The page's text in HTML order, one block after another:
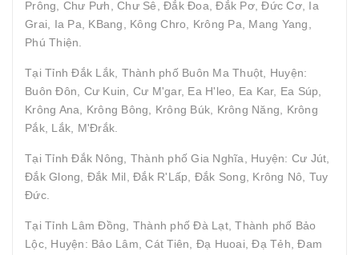
Prông, Chư Pưh, Chư Sê, Đắk Đoa, Đắk Pơ, Đức Cơ, Ia
Grai, Ia Pa, KBang, Kông Chro, Krông Pa, Mang Yang,
Phú Thiện.
Tại Tỉnh Đắk Lắk, Thành phố Buôn Ma Thuột, Huyện:
Buôn Đôn, Cư Kuin, Cư M'gar, Ea H'leo, Ea Kar, Ea Súp,
Krông Ana, Krông Bông, Krông Búk, Krông Năng, Krông
Pắk, Lắk, M'Đrắk.
Tại Tỉnh Đắk Nông, Thành phố Gia Nghĩa, Huyện: Cư Jút,
Đắk Glong, Đắk Mil, Đắk R'Lấp, Đắk Song, Krông Nô, Tuy
Đức.
Tại Tỉnh Lâm Đồng, Thành phố Đà Lạt, Thành phố Bảo
Lộc, Huyện: Bảo Lâm, Cát Tiên, Đạ Huoai, Đạ Tẻh, Đam